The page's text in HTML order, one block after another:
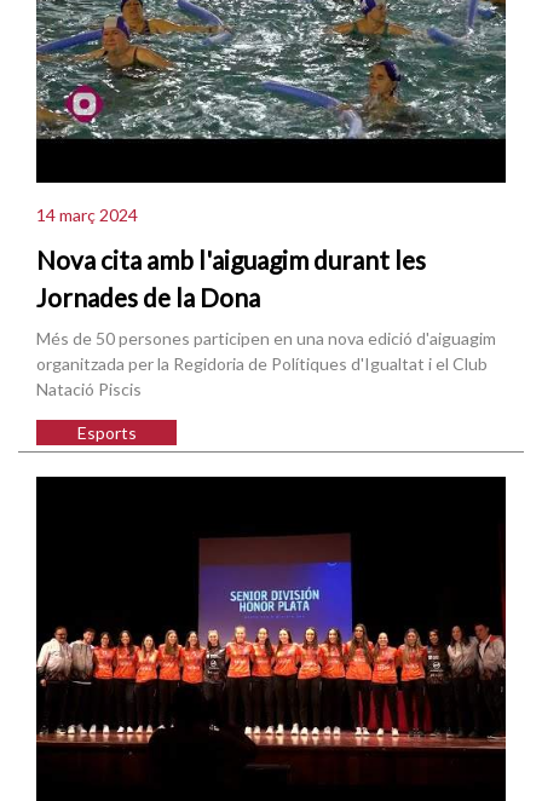
14 març 2024
Nova cita amb l'aiguagim durant les
Jornades de la Dona
Més de 50 persones participen en una nova edició d'aiguagim
organitzada per la Regidoria de Polítiques d'Igualtat i el Club
Natació Piscis
Esports